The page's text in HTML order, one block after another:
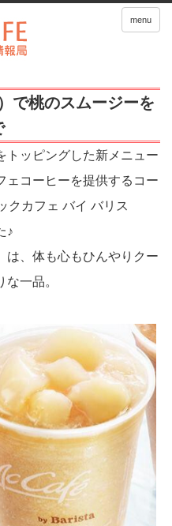
menu
で桃のスムージーを
トッピングした新メニュー
ェコーヒーを提供するコー
クカフェ バイ バリス
♪
は、体も心もひんやりクー
一品。